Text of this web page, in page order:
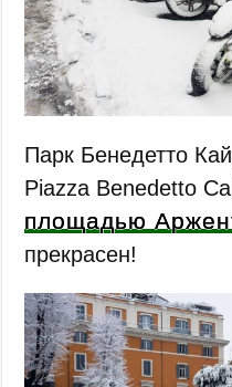
Парк Бенедетто
Piazza Benedetto
площадью
прекрасен!